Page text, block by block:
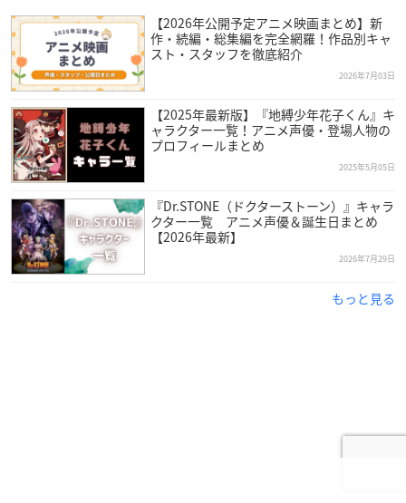
【2026年公開予定アニメ映画まとめ】新
作・続編・総集編を完全網羅！作品別キャ
スト・スタッフを徹底紹介
2026年7月03日
【2025年最新版】『地縛少年花子くん』キ
ャラクター一覧！アニメ声優・登場人物の
プロフィールまとめ
2025年5月05日
『Dr.STONE（ドクターストーン）』キャラ
クター一覧 アニメ声優＆誕生日まとめ
【2026年最新】
2026年7月29日
もっと見る